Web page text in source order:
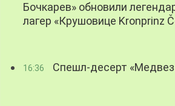
Бочкарев» обновили
лагер «Крушовице Kronprinz
16:36 Спешл-десерт